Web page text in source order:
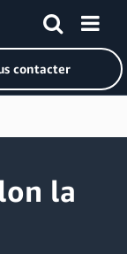
contacter
la